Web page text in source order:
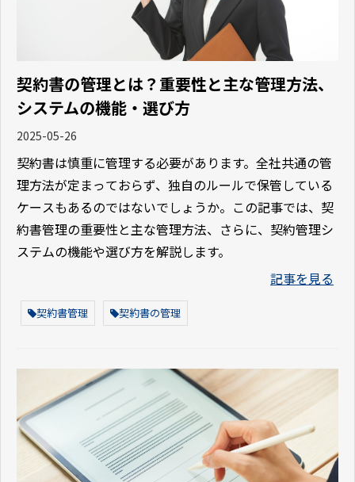
契約書の管理とは？重要性と主な管理方法、
システムの機能・選び方
2025-05-26
契約書は慎重に管理する必要があります。全社共通の管
理方法が定まっておらず、独自のルールで保管している
ケースもあるのではないでしょうか。この記事では、契
約書管理の重要性と主な管理方法、さらに、契約管理シ
ステムの機能や選び方を解説します。
記事を見る
契約書管理 契約書の管理